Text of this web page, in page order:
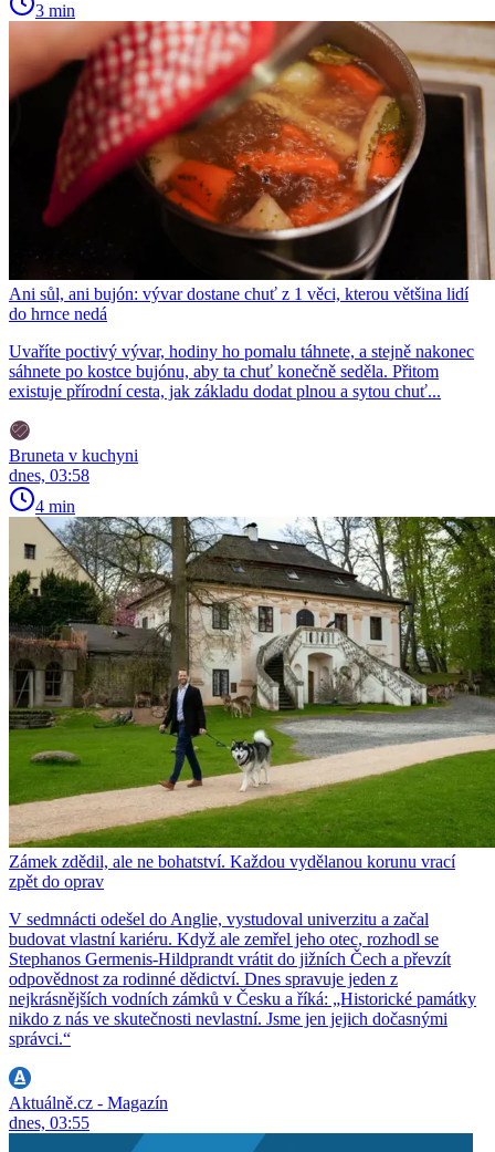
3 min
Ani sůl, ani bujón: vývar dostane chuť z 1 věci, kterou většina lidí
do hrnce nedá
Uvaříte poctivý vývar, hodiny ho pomalu táhnete, a stejně nakonec
sáhnete po kostce bujónu, aby ta chuť konečně seděla. Přitom
existuje přírodní cesta, jak základu dodat plnou a sytou chuť...
Bruneta v kuchyni
dnes, 03:58
4 min
Zámek zdědil, ale ne bohatství. Každou vydělanou korunu vrací
zpět do oprav
V sedmnácti odešel do Anglie, vystudoval univerzitu a začal
budovat vlastní kariéru. Když ale zemřel jeho otec, rozhodl se
Stephanos Germenis-Hildprandt vrátit do jižních Čech a převzít
odpovědnost za rodinné dědictví. Dnes spravuje jeden z
nejkrásnějších vodních zámků v Česku a říká: „Historické památky
nikdo z nás ve skutečnosti nevlastní. Jsme jen jejich dočasnými
správci.“
Aktuálně.cz - Magazín
dnes, 03:55